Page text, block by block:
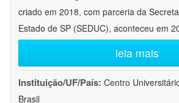
criado em 2018, com parceria da
Estado de SP (SEDUC), aconteceu em
leia mais
Instituição/UF/País: Centro
Brasil